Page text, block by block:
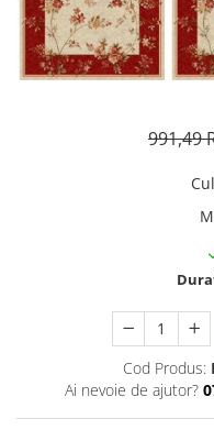
991,49
Cod Produs:
Ai nevoie de ajutor?